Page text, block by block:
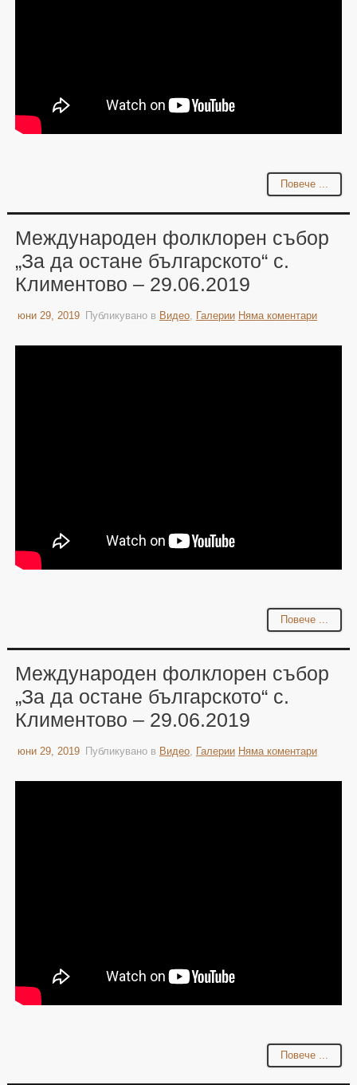
Повече ...
Международен фолклорен събор
„За да остане българското“ с.
Климентово – 29.06.2019
юни 29, 2019 Публикувано в Видео, Галерии Няма коментари
Повече ...
Международен фолклорен събор
„За да остане българското“ с.
Климентово – 29.06.2019
юни 29, 2019 Публикувано в Видео, Галерии Няма коментари
Повече ...